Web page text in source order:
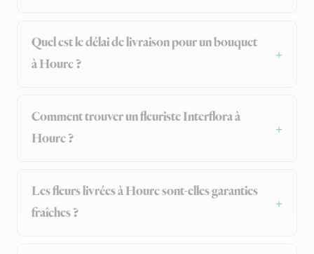
Quel est le délai de livraison pour un bouquet
à Hourc ?
Comment trouver un fleuriste Interflora à
Hourc ?
Les fleurs livrées à Hourc sont-elles garanties
fraîches ?